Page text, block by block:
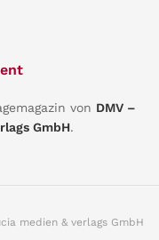
von DMV –
GmbH.
medien & verlags GmbH